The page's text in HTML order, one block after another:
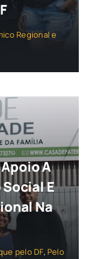
Regional e
A
E
Na
pelo DF, Pelo